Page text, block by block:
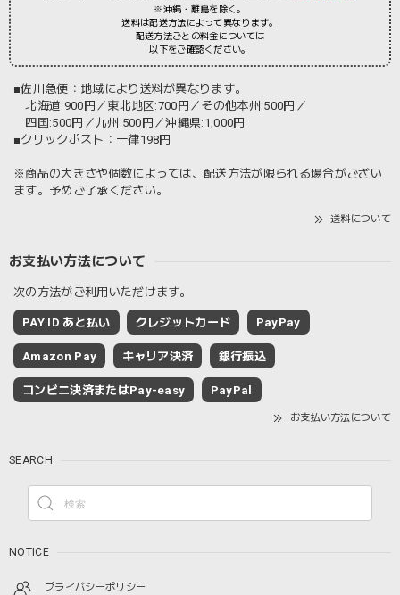
※沖縄・離島を除く。
送料は配送方法によって異なります。
配送方法ごとの料金については
以下をご確認ください。
■佐川急便：地域により送料が異なります。
北海道:900円／東北地区:700円／その他本州:500円／
四国:500円／九州:500円／沖縄県:1,000円
■クリックポスト：一律198円
※商品の大きさや個数によっては、配送方法が限られる場合がござい
ます。予めご了承ください。
送料について
お支払い方法について
次の方法がご利用いただけます。
PAY ID あと払い クレジットカード PayPay
Amazon Pay キャリア決済 銀行振込
コンビニ決済またはPay-easy PayPal
お支払い方法について
SEARCH
NOTICE
プライバシーポリシー